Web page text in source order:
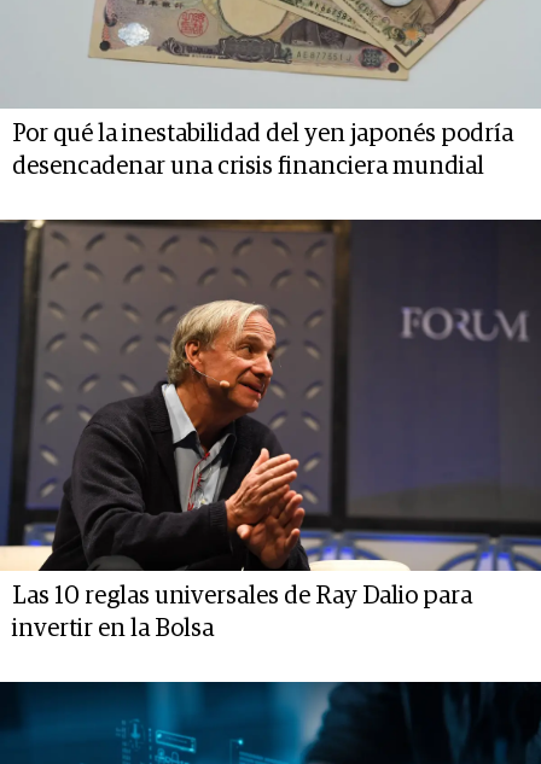
Por qué la inestabilidad del yen japonés podría
desencadenar una crisis financiera mundial
Las 10 reglas universales de Ray Dalio para
invertir en la Bolsa